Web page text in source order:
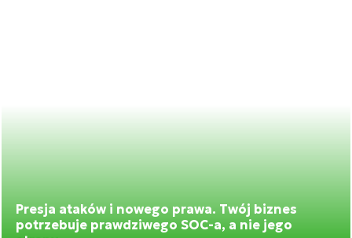
Presja ataków i nowego prawa. Twój biznes
potrzebuje prawdziwego SOC-a, a nie jego